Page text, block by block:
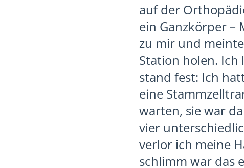
auf der
ein Ganzkörper –
zu mir und
Station holen.
stand fest: Ich
eine
warten, sie war
vier
verlor ich meine
schlimm war das